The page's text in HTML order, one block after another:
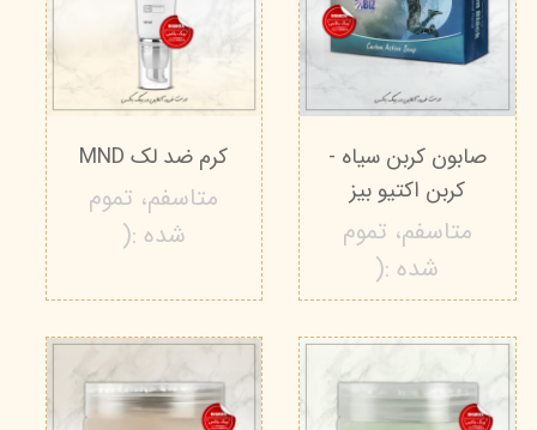
صابون کربن سیاه -
کربن اکتیو بیز
متاسفم، تموم
شده :(
کرم ضد لک MND
متاسفم، تموم
شده :(